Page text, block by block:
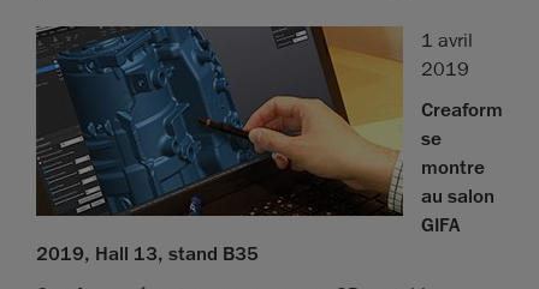
1 avril
2019
Creaform
se
montre
au salon
GIFA
2019, Hall 13, stand B35